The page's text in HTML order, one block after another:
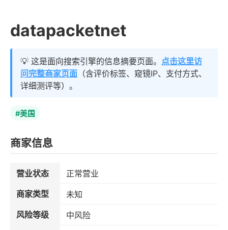
datapacketnet
💡 这是面向搜索引擎的信息摘要页面。 点击这里访
问完整商家页面 （含评价标签、窥镜IP、支付方式、
详细测评等）。
#美国
商家信息
营业状态
正常营业
商家类型
未知
风险等级
中风险